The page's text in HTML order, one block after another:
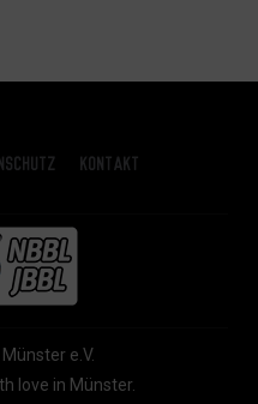
Kontakt
e.V.
love in Münster.